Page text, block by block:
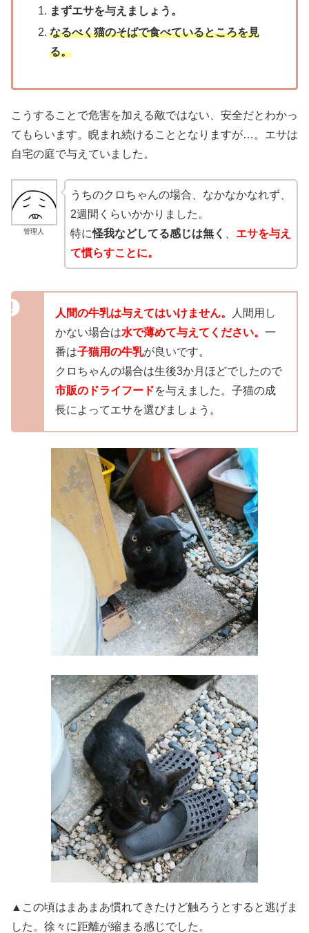
まずエサを与えましょう。
なるべく猫のそばで食べているところを見
る。
こうすることで危害を加える敵ではない、安全だとわかっ
てもらいます。睨まれ続けることとなりますが…。エサは
自宅の庭で与えていました。
管理人
うちのクロちゃんの場合、なかなかなれず、
2週間くらいかかりました。
特に怪我などしてる感じは無く
エサを与え
て慣らすことに。
人間の牛乳は与えてはいけません。
人間用し
かない場合は水で薄めて与えてください。 一
番は子猫用の牛乳が良いです。
クロちゃんの場合は生後3か月ほどでしたので
市販のドライフードを与えました。子猫の成
長によってエサを選びましょう。
▲この頃はまあまあ慣れてきたけど触ろうとすると逃げま
した。徐々に距離が縮まる感じでした。